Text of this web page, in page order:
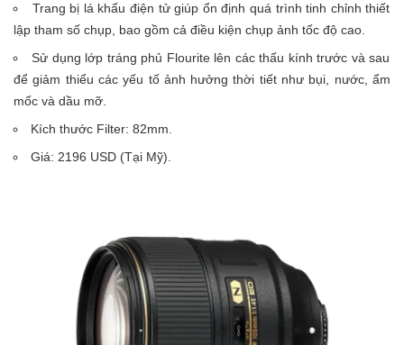
Trang bị lá khẩu điện tử giúp ổn định quá trình tinh chỉnh thiết
lập tham số chụp, bao gồm cả điều kiện chụp ảnh tốc độ cao.
Sử dụng lớp tráng phủ Flourite lên các thấu kính trước và sau
để giảm thiểu các yếu tố ảnh hưởng thời tiết như bụi, nước, ẩm
mốc và dầu mỡ.
Kích thước Filter: 82mm.
Giá: 2196 USD (Tại Mỹ).